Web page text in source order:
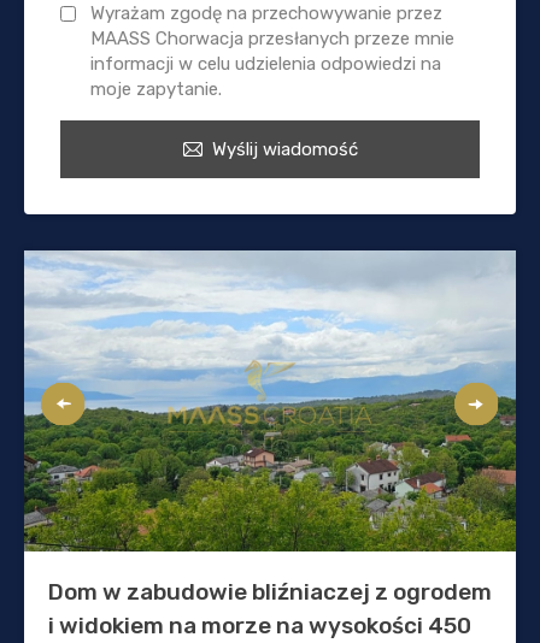
Wyrażam zgodę na przechowywanie przez
MAASS Chorwacja przesłanych przeze mnie
informacji w celu udzielenia odpowiedzi na
moje zapytanie.
Wyślij wiadomość
Dom w zabudowie bliźniaczej z ogrodem
i widokiem na morze na wysokości 450